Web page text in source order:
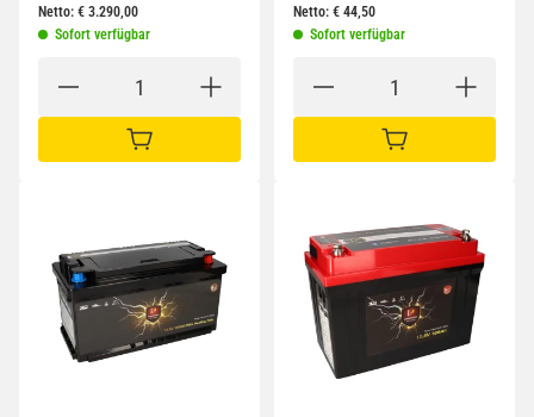
Netto: € 3.290,00
Sofort verfügbar
IN DEN WARENKORB
Netto: € 44,50
Sofort verfügbar
IN DEN WARENKORB